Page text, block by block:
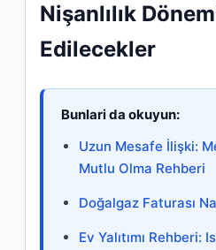
Nişanlılık
Edilecekler
Bunlari da okuyun:
Uzun Mesafe İlişki:
Mutlu Olma Rehberi
Doğalgaz Faturası
Ev Yalıtımı Rehberi: